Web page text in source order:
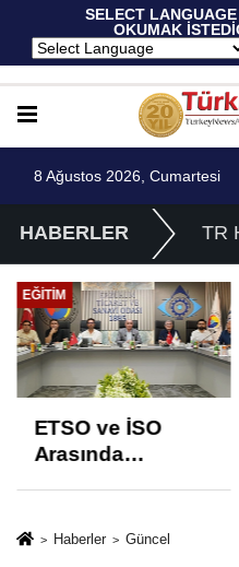
SELECT
OKUMAK
8 Ağustos 2026, Cumartesi
HABERLER TR
SIYASET
Dervişoğlu:
'Çerçeve Yasa
ve İhanet
Haberler Güncel